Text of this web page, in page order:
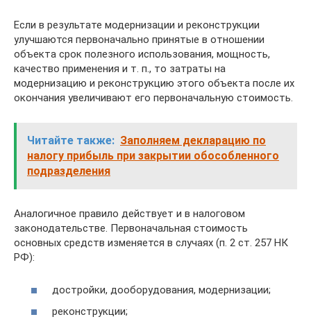
Если в результате модернизации и рекон­струкции
улучшаются первоначально при­нятые в отношении
объекта срок полезного использования, мощность,
качество приме­нения и т. п., то затраты на
модернизацию и реконструкцию этого объекта после их
окончания увеличивают его первоначаль­ную стоимость.
Читайте также: Заполняем декларацию по
налогу прибыль при закрытии обособленного
подразделения
Аналогичное правило действует и в на­логовом
законодательстве. Первоначальная стоимость
основных средств изменяется в случаях (п. 2 ст. 257 НК
РФ):
достройки, дооборудования, модерниза­ции;
реконструкции;